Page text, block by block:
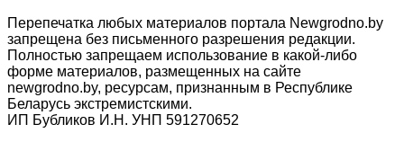
Перепечатка любых материалов портала Newgrodno.by
запрещена без письменного разрешения редакции.
Полностью запрещаем использование в какой-либо
форме материалов, размещенных на сайте
newgrodno.by, ресурсам, признанным в Республике
Беларусь экстремистскими.
ИП Бубликов И.Н. УНП 591270652